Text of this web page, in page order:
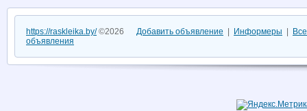
https://raskleika.by/©2026 Добавить объявление Информеры
объявления